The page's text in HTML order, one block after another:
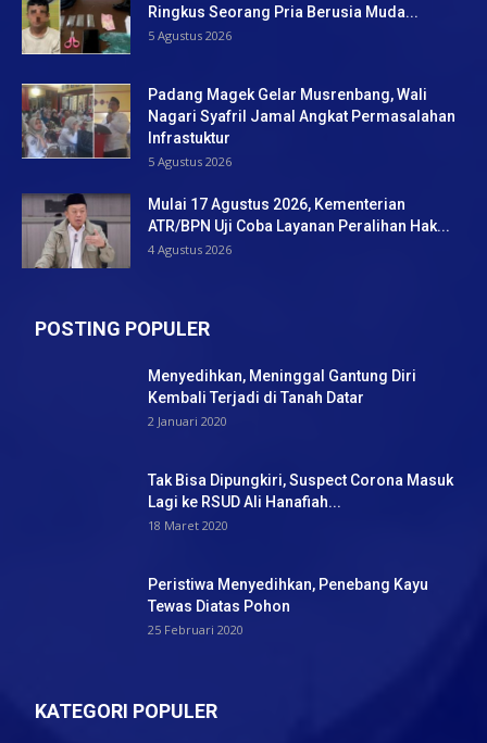
Ringkus Seorang Pria Berusia Muda...
5 Agustus 2026
Padang Magek Gelar Musrenbang, Wali
Nagari Syafril Jamal Angkat Permasalahan
Infrastuktur
5 Agustus 2026
Mulai 17 Agustus 2026, Kementerian
ATR/BPN Uji Coba Layanan Peralihan Hak...
4 Agustus 2026
POSTING POPULER
Menyedihkan, Meninggal Gantung Diri
Kembali Terjadi di Tanah Datar
2 Januari 2020
Tak Bisa Dipungkiri, Suspect Corona Masuk
Lagi ke RSUD Ali Hanafiah...
18 Maret 2020
Peristiwa Menyedihkan, Penebang Kayu
Tewas Diatas Pohon
25 Februari 2020
KATEGORI POPULER